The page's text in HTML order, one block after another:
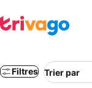
Filtres Trier par